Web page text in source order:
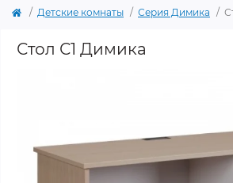
Детские комнаты Серия Димика
Стол С1 Димика